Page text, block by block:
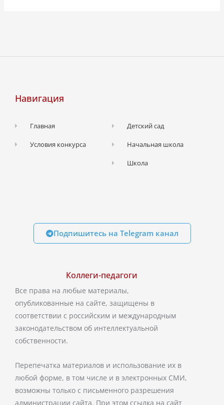
Навигация
Главная
Условия конкурса
Детский сад
Начальная школа
Школа
Подпишитесь на Telegram канал
Коллеги-педагоги
Все права на любые материалы,
опубликованные на сайте, защищены в
соответствии с российским и международным
законодательством об интеллектуальной
собственности.
Перепечатка материалов и использование их в
любой форме, в том числе и в электронных СМИ,
возможны только с письменного разрешения
администрации сайта. При этом ссылка на сайт